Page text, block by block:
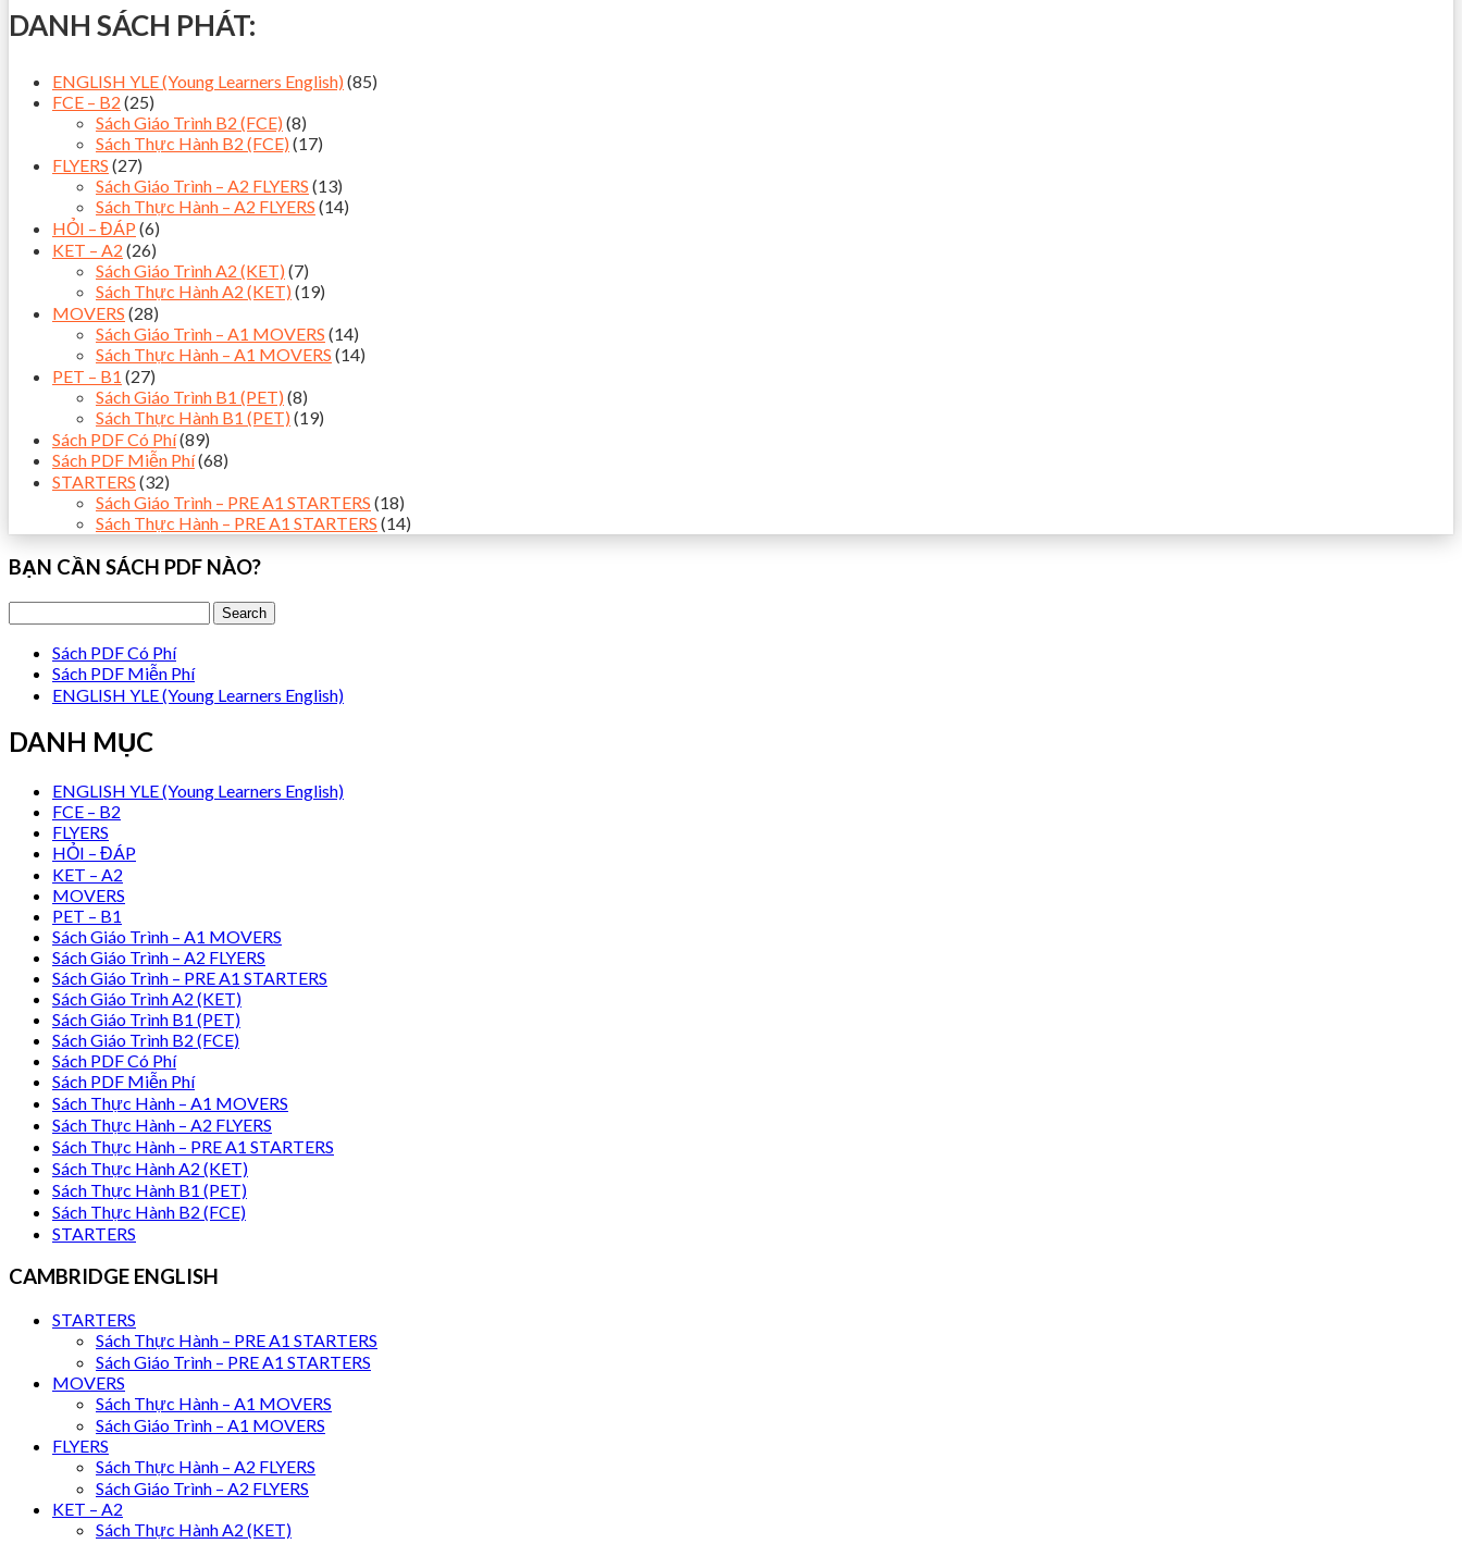
DANH SÁCH PHÁT:
ENGLISH YLE (Young Learners English) (85)
FCE – B2 (25)
Sách Giáo Trình B2 (FCE) (8)
Sách Thực Hành B2 (FCE) (17)
FLYERS (27)
Sách Giáo Trình – A2 FLYERS (13)
Sách Thực Hành – A2 FLYERS (14)
HỎI – ĐÁP (6)
KET – A2 (26)
Sách Giáo Trình A2 (KET) (7)
Sách Thực Hành A2 (KET) (19)
MOVERS (28)
Sách Giáo Trình – A1 MOVERS (14)
Sách Thực Hành – A1 MOVERS (14)
PET – B1 (27)
Sách Giáo Trình B1 (PET) (8)
Sách Thực Hành B1 (PET) (19)
Sách PDF Có Phí(89)
Sách PDF Miễn Phí(68)
STARTERS (32)
Sách Giáo Trình – PRE A1 STARTERS (18)
Sách Thực Hành – PRE A1 STARTERS (14)
BẠN CẦN SÁCH PDF NÀO?
Sách PDF Có Phí
Sách PDF Miễn Phí
ENGLISH YLE (Young Learners English)
DANH MỤC
ENGLISH YLE (Young Learners English)
FCE – B2
FLYERS
HỎI – ĐÁP
KET – A2
MOVERS
PET – B1
Sách Giáo Trình – A1 MOVERS
Sách Giáo Trình – A2 FLYERS
Sách Giáo Trình – PRE A1 STARTERS
Sách Giáo Trình A2 (KET)
Sách Giáo Trình B1 (PET)
Sách Giáo Trình B2 (FCE)
Sách PDF Có Phí
Sách PDF Miễn Phí
Sách Thực Hành – A1 MOVERS
Sách Thực Hành – A2 FLYERS
Sách Thực Hành – PRE A1 STARTERS
Sách Thực Hành A2 (KET)
Sách Thực Hành B1 (PET)
Sách Thực Hành B2 (FCE)
STARTERS
CAMBRIDGE ENGLISH
STARTERS
Sách Thực Hành – PRE A1 STARTERS
Sách Giáo Trình – PRE A1 STARTERS
MOVERS
Sách Thực Hành – A1 MOVERS
Sách Giáo Trình – A1 MOVERS
FLYERS
Sách Thực Hành – A2 FLYERS
Sách Giáo Trình – A2 FLYERS
KET – A2
Sách Thực Hành A2 (KET)